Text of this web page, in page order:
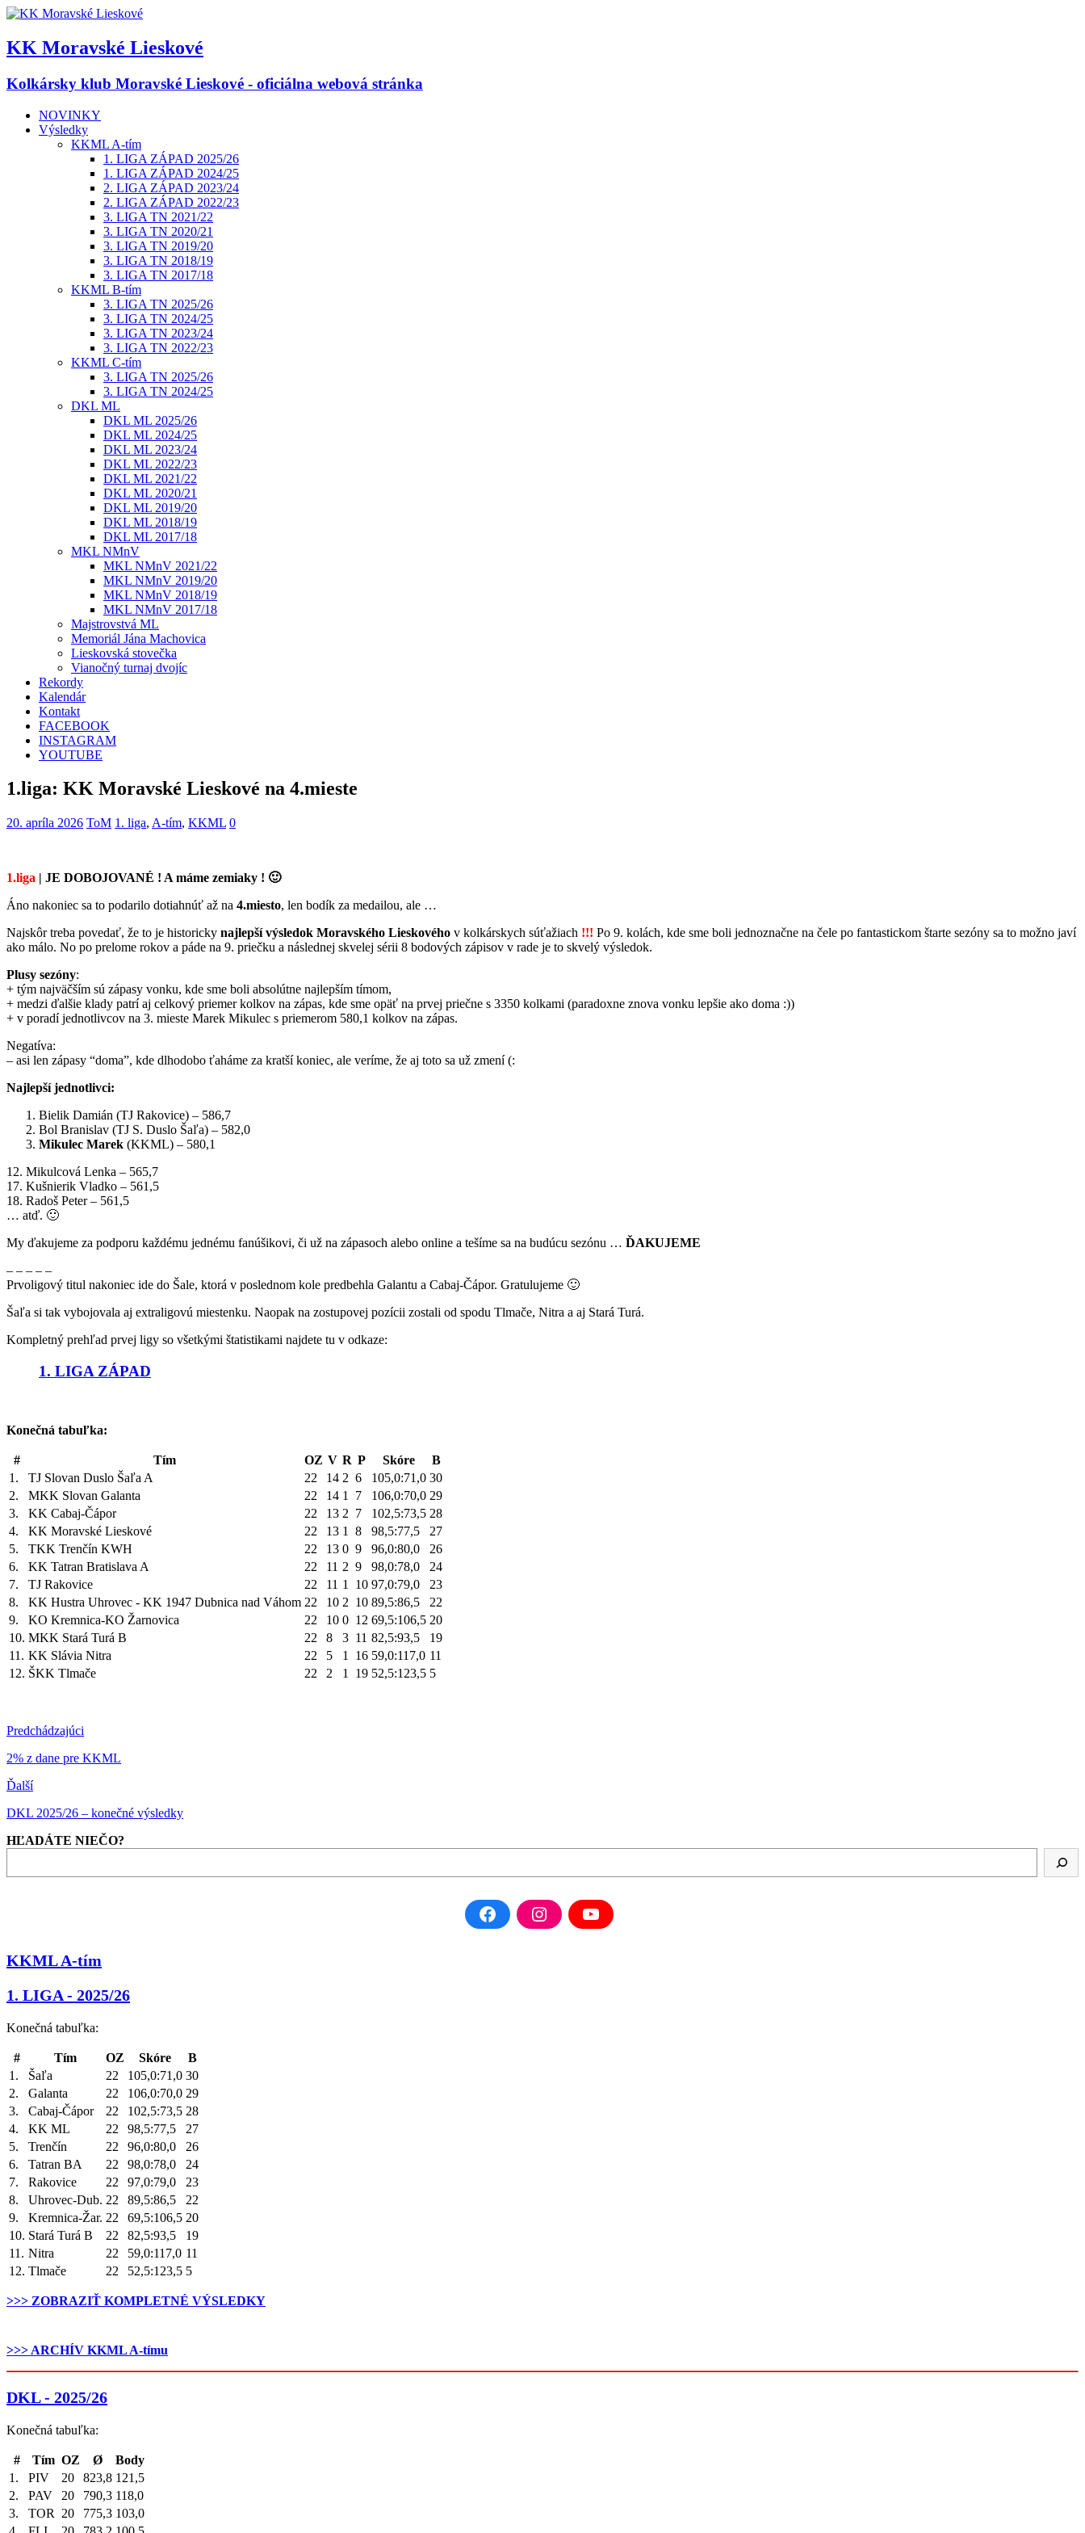
KK Moravské Lieskové
Kolkársky klub Moravské Lieskové - oficiálna webová stránka
NOVINKY
Výsledky
KKML A-tím
1. LIGA ZÁPAD 2025/26
1. LIGA ZÁPAD 2024/25
2. LIGA ZÁPAD 2023/24
2. LIGA ZÁPAD 2022/23
3. LIGA TN 2021/22
3. LIGA TN 2020/21
3. LIGA TN 2019/20
3. LIGA TN 2018/19
3. LIGA TN 2017/18
KKML B-tím
3. LIGA TN 2025/26
3. LIGA TN 2024/25
3. LIGA TN 2023/24
3. LIGA TN 2022/23
KKML C-tím
3. LIGA TN 2025/26
3. LIGA TN 2024/25
DKL ML
DKL ML 2025/26
DKL ML 2024/25
DKL ML 2023/24
DKL ML 2022/23
DKL ML 2021/22
DKL ML 2020/21
DKL ML 2019/20
DKL ML 2018/19
DKL ML 2017/18
MKL NMnV
MKL NMnV 2021/22
MKL NMnV 2019/20
MKL NMnV 2018/19
MKL NMnV 2017/18
Majstrovstvá ML
Memoriál Jána Machovica
Lieskovská stovečka
Vianočný turnaj dvojíc
Rekordy
Kalendár
Kontakt
FACEBOOK
INSTAGRAM
YOUTUBE
1.liga: KK Moravské Lieskové na 4.mieste
20. apríla 2026 ToM 1. liga, A-tím, KKML 0
1.liga | JE DOBOJOVANÉ ! A máme zemiaky ! 🙂
Áno nakoniec sa to podarilo dotiahnúť až na 4.miesto, len bodík za medailou, ale …
Najskôr treba povedať, že to je historicky najlepší výsledok Moravského Lieskového v kolkárskych súťažiach !!! Po 9. kolách, kde sme boli jednoznačne na čele po fantastickom štarte sezóny sa to možno javí
ako málo. No po prelome rokov a páde na 9. priečku a následnej skvelej sérii 8 bodových zápisov v rade je to skvelý výsledok.
Plusy sezóny:
+ tým najväčším sú zápasy vonku, kde sme boli absolútne najlepším tímom,
+ medzi ďalšie klady patrí aj celkový priemer kolkov na zápas, kde sme opäť na prvej priečne s 3350 kolkami (paradoxne znova vonku lepšie ako doma :))
+ v poradí jednotlivcov na 3. mieste Marek Mikulec s priemerom 580,1 kolkov na zápas.
Negatíva:
– asi len zápasy “doma”, kde dlhodobo ťaháme za kratší koniec, ale veríme, že aj toto sa už zmení (:
Najlepší jednotlivci:
Bielik Damián (TJ Rakovice) – 586,7
Bol Branislav (TJ S. Duslo Šaľa) – 582,0
Mikulec Marek (KKML) – 580,1
12. Mikulcová Lenka – 565,7
17. Kušnierik Vladko – 561,5
18. Radoš Peter – 561,5
… atď. 🙂
My ďakujeme za podporu každému jednému fanúšikovi, či už na zápasoch alebo online a tešíme sa na budúcu sezónu … ĎAKUJEME
– – – – –
Prvoligový titul nakoniec ide do Šale, ktorá v poslednom kole predbehla Galantu a Cabaj-Čápor. Gratulujeme 🙂
Šaľa si tak vybojovala aj extraligovú miestenku. Naopak na zostupovej pozícii zostali od spodu Tlmače, Nitra a aj Stará Turá.
Kompletný prehľad prvej ligy so všetkými štatistikami najdete tu v odkaze:
1. LIGA ZÁPAD
Konečná tabuľka:
# Tím OZ V R P Skóre
B
1.
TJ Slovan Duslo Šaľa A 22 14 2 6 105,0:71,0 30
2.
MKK Slovan Galanta 22 14 1 7 106,0:70,0 29
3.
KK Cabaj-Čápor 22 13 2 7 102,5:73,5 28
4.
KK Moravské Lieskové 22 13 1 8 98,5:77,5
27
5.
TKK Trenčín KWH 22 13 0 9 96,0:80,0
26
6.
KK Tatran Bratislava A 22 11 2 9 98,0:78,0
24
7.
TJ Rakovice 22 11 1 10 97,0:79,0
23
8.
KK Hustra Uhrovec - KK 1947 Dubnica nad Váhom 22 10 2 10 89,5:86,5
22
9.
KO Kremnica-KO Žarnovica 22 10 0 12 69,5:106,5 20
10. MKK Stará Turá B 22 8 3 11 82,5:93,5
19
11. KK Slávia Nitra 22 5 1 16 59,0:117,0 11
12. ŠKK Tlmače 22 2 1 19 52,5:123,5 5
Predchádzajúci
2% z dane pre KKML
Ďalší
DKL 2025/26 – konečné výsledky
HĽADÁTE NIEČO?
KKML A-tím
1. LIGA - 2025/26
Konečná tabuľka:
# Tím OZ Skóre
B
1.
Šaľa 22 105,0:71,0 30
2.
Galanta 22 106,0:70,0 29
3.
Cabaj-Čápor 22 102,5:73,5 28
4.
KK ML 22 98,5:77,5
27
5.
Trenčín 22 96,0:80,0
26
6.
Tatran BA 22 98,0:78,0
24
7.
Rakovice 22 97,0:79,0
23
8.
Uhrovec-Dub. 22 89,5:86,5
22
9.
Kremnica-Žar. 22 69,5:106,5 20
10. Stará Turá B 22 82,5:93,5
19
11. Nitra 22 59,0:117,0 11
12. Tlmače 22 52,5:123,5 5
>>> ZOBRAZIŤ KOMPLETNÉ VÝSLEDKY
>>> ARCHÍV KKML A-tímu
DKL - 2025/26
Konečná tabuľka:
# Tím OZ Ø
Body
1.
PIV 20 823,8 121,5
2.
PAV 20 790,3 118,0
3.
TOR 20 775,3 103,0